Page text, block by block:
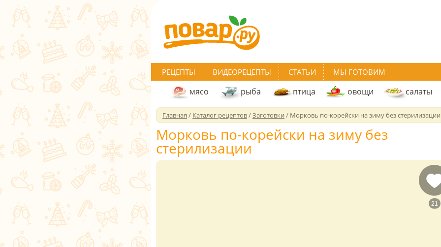
РЕЦЕПТЫ ВИДЕОРЕЦЕПТЫ СТАТЬИ МЫ ГОТОВИМ
мясо рыба птица овощи салаты
Главная / Каталог рецептов/Заготовки / Морковь по-корейски на зиму без стерилизации
Морковь по-корейски на зиму без
стерилизации
21